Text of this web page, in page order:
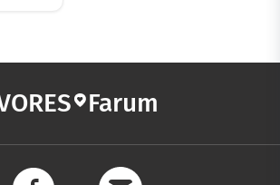
Farum